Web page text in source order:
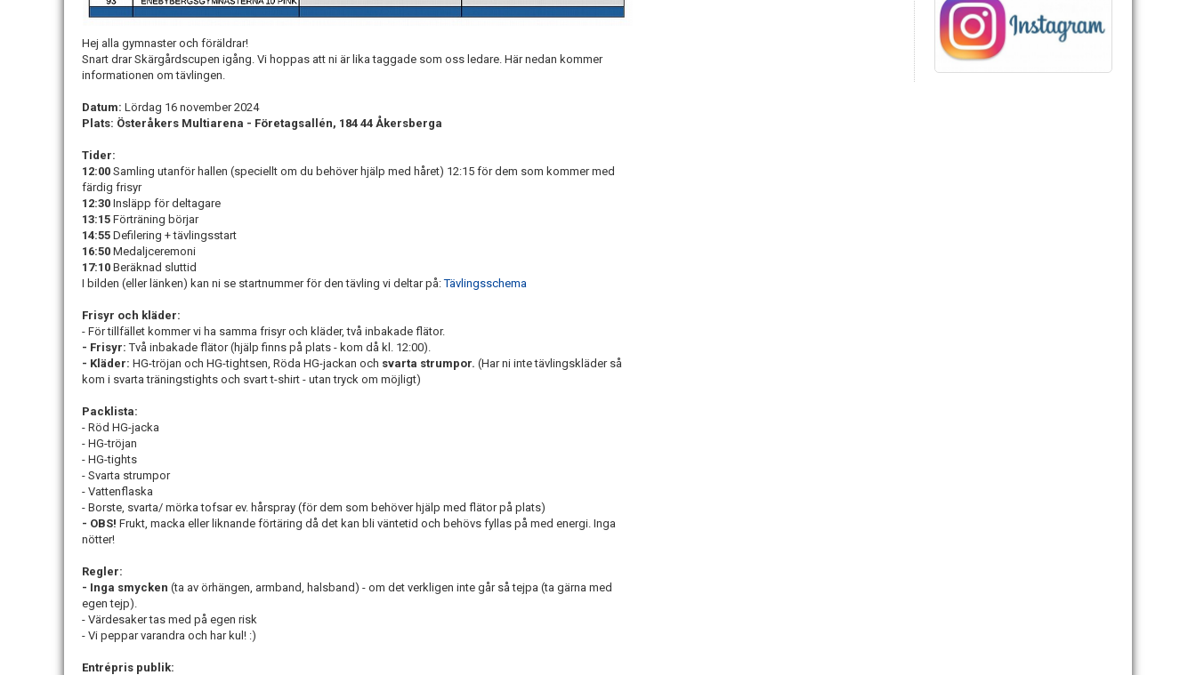
Hej alla gymnaster och föräldrar!
Snart drar Skärgårdscupen igång. Vi hoppas att ni är lika taggade som oss ledare. Här nedan kommer
informationen om tävlingen.
Datum: Lördag 16 november 2024
Plats: Österåkers Multiarena - Företagsallén, 184 44 Åkersberga
Tider:
12:00 Samling utanför hallen (speciellt om du behöver hjälp med håret) 12:15 för dem som kommer med
färdig frisyr
12:30 Insläpp för deltagare
13:15 Förträning börjar
14:55 Defilering + tävlingsstart
16:50 Medaljceremoni
17:10 Beräknad sluttid
I bilden (eller länken) kan ni se startnummer för den tävling vi deltar på:Tävlingsschema
Frisyr och kläder:
- För tillfället kommer vi ha samma frisyr och kläder, två inbakade flätor.
- Frisyr: Två inbakade flätor (hjälp finns på plats - kom då kl. 12:00).
- Kläder: HG-tröjan och HG-tightsen, Röda HG-jackan och svarta strumpor. (Har ni inte tävlingskläder så
kom i svarta träningstights och svart t-shirt - utan tryck om möjligt)
Packlista:
- Röd HG-jacka
- HG-tröjan
- HG-tights
- Svarta strumpor
- Vattenflaska
- Borste, svarta/ mörka tofsar ev. hårspray (för dem som behöver hjälp med flätor på plats)
- OBS! Frukt, macka eller liknande förtäring då det kan bli väntetid och behövs fyllas på med energi. Inga
nötter!
Regler:
- Inga smycken (ta av örhängen, armband, halsband) - om det verkligen inte går så tejpa (ta gärna med
egen tejp).
- Värdesaker tas med på egen risk
- Vi peppar varandra och har kul! :)
Entrépris publik: